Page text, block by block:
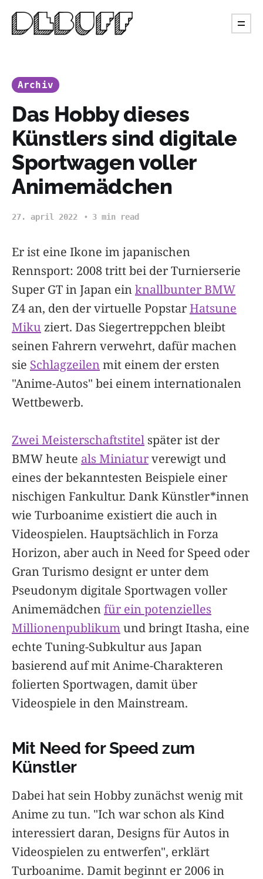
Archiv
Das Hobby dieses
Künstlers sind digitale
Sportwagen voller
Animemädchen
27. april 2022 3 min read
Er ist eine Ikone im japanischen
Rennsport: 2008 tritt bei der Turnierserie
Super GT in Japan einknallbunter BMW
Z4 an, den der virtuelle PopstarHatsune
Mikuziert. Das Siegertreppchen bleibt
seinen Fahrern verwehrt, dafür machen
sie Schlagzeilenmit einem der ersten
"Anime-Autos" bei einem internationalen
Wettbewerb.
Zwei Meisterschaftstitel später ist der
BMW heute als Miniaturverewigt und
eines der bekanntesten Beispiele einer
nischigen Fankultur. Dank Künstler*innen
wie Turboanime existiert die auch in
Videospielen. Hauptsächlich in Forza
Horizon, aber auch in Need for Speed oder
Gran Turismo designt er unter dem
Pseudonym digitale Sportwagen voller
Animemädchenfür ein potenzielles
Millionenpublikumund bringt Itasha, eine
echte Tuning-Subkultur aus Japan
basierend auf mit Anime-Charakteren
folierten Sportwagen, damit über
Videospiele in den Mainstream.
Mit Need for Speed zum
Künstler
Dabei hat sein Hobby zunächst wenig mit
Anime zu tun. "Ich war schon als Kind
interessiert daran, Designs für Autos in
Videospielen zu entwerfen", erklärt
Turboanime. Damit beginnt er 2006 in